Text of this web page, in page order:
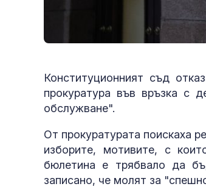
Конституционният съд
прокуратура във връзка с
обслужване".
От прокуратурата поискаха
изборите, мотивите, с
бюлетина е трябвало да
записано, че молят за